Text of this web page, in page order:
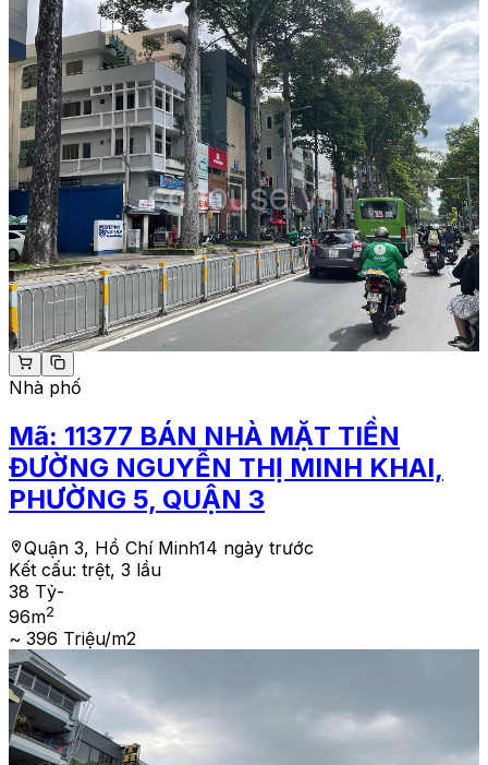
Nhà phố
Mã: 11377 BÁN NHÀ MẶT TIỀN
ĐƯỜNG NGUYỄN THỊ MINH KHAI,
PHƯỜNG 5, QUẬN 3
Quận 3, Hồ Chí Minh14 ngày trước
Kết cấu: trệt, 3 lầu
38 Tỷ-
96m2
~ 396 Triệu/m2